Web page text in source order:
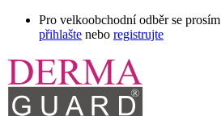
Pro velkoobchodní odběr se prosím
přihlašte nebo registrujte